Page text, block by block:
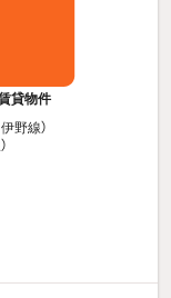
貸物件
野線）